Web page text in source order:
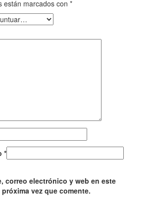
están marcados con *
*
correo electrónico y web en este
vez que comente.